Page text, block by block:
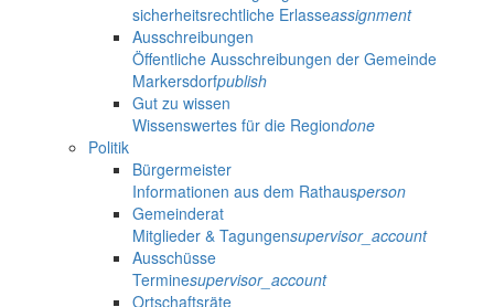
sicherheitsrechtliche Erlasseassignment
Ausschreibungen
Öffentliche Ausschreibungen der Gemeinde
Markersdorfpublish
Gut zu wissen
Wissenswertes für die Regiondone
Politik
Bürgermeister
Informationen aus dem Rathausperson
Gemeinderat
Mitglieder & Tagungensupervisor_account
Ausschüsse
Terminesupervisor_account
Ortschaftsräte